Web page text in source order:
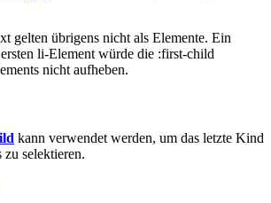
gelten übrigens nicht als Elemente. Ein
li-Element würde die :first-child
nicht aufheben.
kann verwendet werden, um das letzte Kind
zu selektieren.